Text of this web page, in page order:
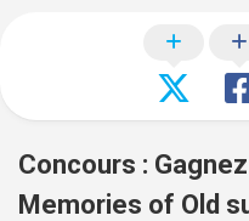
Concours :
Memories of Old